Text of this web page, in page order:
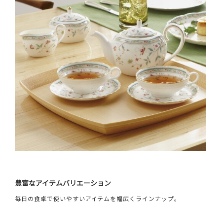
豊富なアイテムバリエーション
毎日の食卓で使いやすいアイテムを幅広くラインナップ。